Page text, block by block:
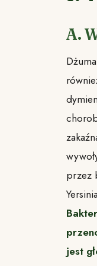
A.
przez
jest